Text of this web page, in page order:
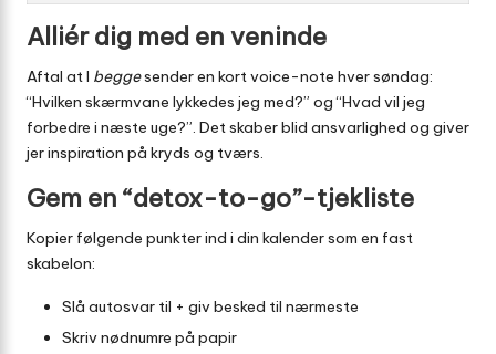
Alliér dig med en veninde
Aftal at I beggesender en kort voice-note hver søndag:
“Hvilken skærmvane lykkedes jeg med?” og “Hvad vil jeg
forbedre i næste uge?”. Det skaber blid ansvarlighed og giver
jer inspiration på kryds og tværs.
Gem en “detox-to-go”-tjekliste
Kopier følgende punkter ind i din kalender som en fast
skabelon:
Slå autosvar til + giv besked til nærmeste
Skriv nødnumre på papir